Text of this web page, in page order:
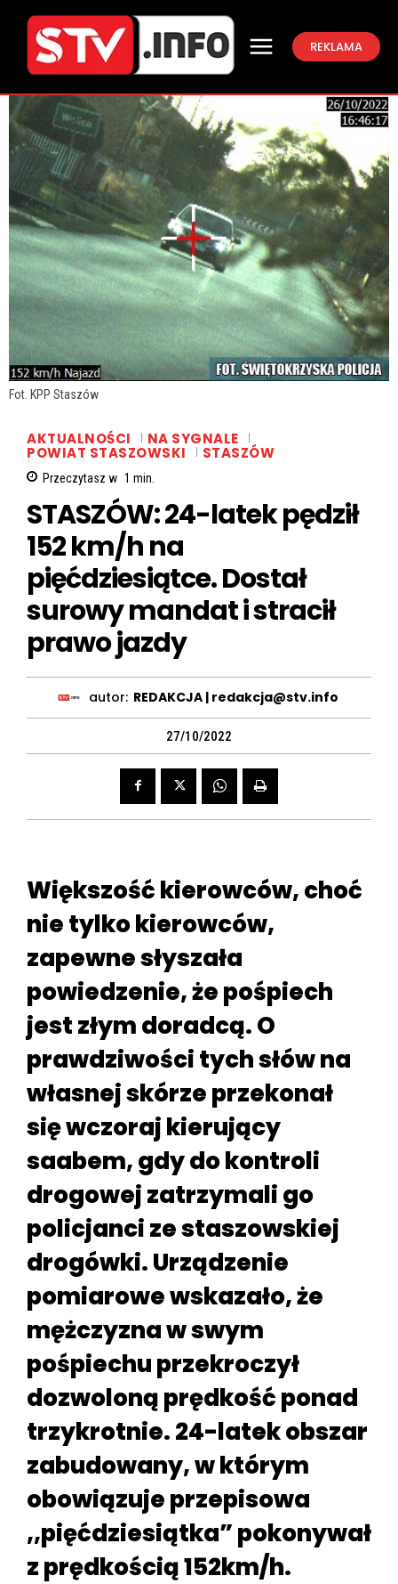
REKLAMA
Fot. KPP Staszów
AKTUALNOŚCI NA SYGNALE
POWIAT STASZOWSKI STASZÓW
Przeczytasz w 1 min.
STASZÓW: 24-latek pędził
152 km/h na
pięćdziesiątce. Dostał
surowy mandat i stracił
prawo jazdy
autor: REDAKCJA | redakcja@stv.info
27/10/2022
Większość kierowców, choć
nie tylko kierowców,
zapewne słyszała
powiedzenie, że pośpiech
jest złym doradcą. O
prawdziwości tych słów na
własnej skórze przekonał
się wczoraj kierujący
saabem, gdy do kontroli
drogowej zatrzymali go
policjanci ze staszowskiej
drogówki. Urządzenie
pomiarowe wskazało, że
mężczyzna w swym
pośpiechu przekroczył
dozwoloną prędkość ponad
trzykrotnie. 24-latek obszar
zabudowany, w którym
obowiązuje przepisowa
,,pięćdziesiątka” pokonywał
z prędkością 152km/h.